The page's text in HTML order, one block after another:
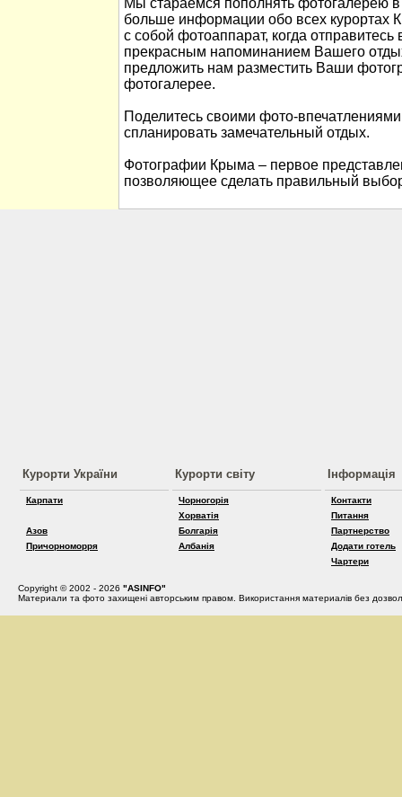
Мы стараемся пополнять фотогалерею
больше информации обо всех курортах
с собой фотоаппарат, когда
прекрасным напоминанием Вашего
предложить нам разместить Ваши
фотогалерее.
Поделитесь своими фото-
спланировать замечательный отдых.
Фотографии Крыма – первое
позволяющее сделать правильный
Курорти України
Карпати
Азов
Причорноморря
Курорти світу
Чорногорія
Хорватія
Болгарія
Албанія
Інформація
Контакти
Питання
Партнерство
Додати готель
Чартери
Copyright © 2002 - 2026 "ASINFO"
Материали та фото захищені авторським правом. Використання материалів без